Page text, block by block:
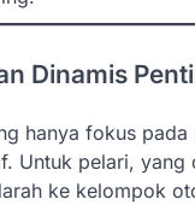
Dinamis
hanya fokus
Untuk pelari, yang
ke kelompok